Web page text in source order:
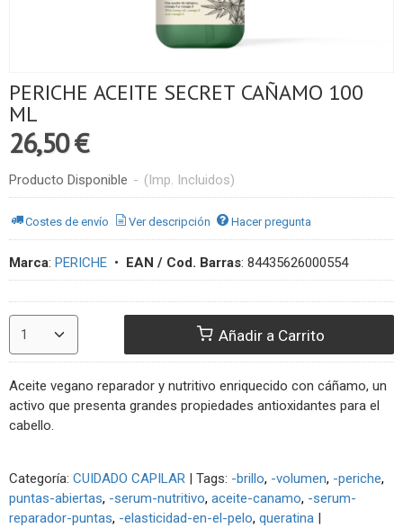
PERICHE ACEITE SECRET CAÑAMO 100
ML
26,50 €
Producto Disponible - (Imp. Incluidos)
Costes de envío Ver descripción Hacer pregunta
Marca: PERICHE • EAN / Cod. Barras: 84435626000554
Añadir a Carrito
Aceite vegano reparador y nutritivo enriquecido con cáñamo, un
activo que presenta grandes propiedades antioxidantes para el
cabello.
Categoría: CUIDADO CAPILAR | Tags: -brillo -volumen -periche
puntas-abiertas -serum-nutritivo aceite-canamo -serum-
reparador-puntas -elasticidad-en-el-pelo queratina |